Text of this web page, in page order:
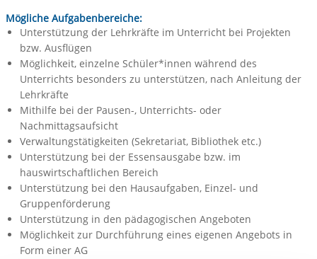
Mögliche Aufgabenbereiche:
Unterstützung der Lehrkräfte im Unterricht bei Projekten
bzw. Ausflügen
Möglichkeit, einzelne Schüler*innen während des
Unterrichts besonders zu unterstützen, nach Anleitung der
Lehrkräfte
Mithilfe bei der Pausen-, Unterrichts- oder
Nachmittagsaufsicht
Verwaltungstätigkeiten (Sekretariat, Bibliothek etc.)
Unterstützung bei der Essensausgabe bzw. im
hauswirtschaftlichen Bereich
Unterstützung bei den Hausaufgaben, Einzel- und
Gruppenförderung
Unterstützung in den pädagogischen Angeboten
Möglichkeit zur Durchführung eines eigenen Angebots in
Form einer AG